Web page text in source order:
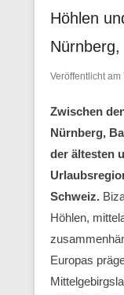
Höhlen
Veröffentlicht am
Zwischen
Nürnberg,
der ältesten
Schweiz.
Höhlen,
Europas